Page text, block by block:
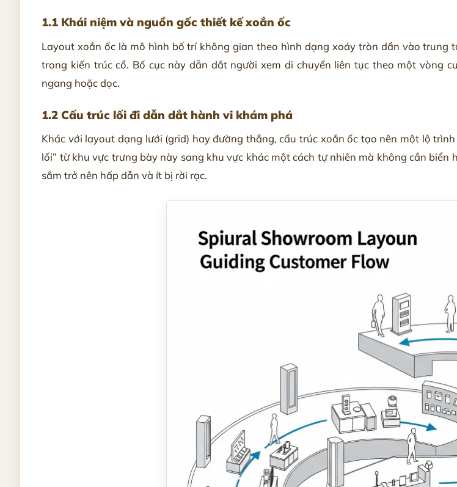
1.1 Khái niệm và nguồn gốc thiết kế xoắn ốc
Layout xoắn ốc là mô hình bố trí không gian theo hình dạng xoáy tròn dần vào trung
trong kiến trúc cổ. Bố cục này dẫn dắt người xem di chuyển liên tục theo một vòng
ngang hoặc dọc.
1.2 Cấu trúc lối đi dẫn dắt hành vi khám phá
Khác với layout dạng lưới (grid) hay đường thẳng, cấu trúc xoắn ốc tạo nên một lộ
lối” từ khu vực trưng bày này sang khu vực khác một cách tự nhiên mà không cần
sắm trở nên hấp dẫn và ít bị rời rạc.